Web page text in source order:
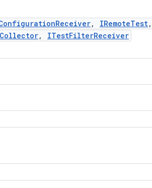
, IRemoteTest,
, ITestFilterReceiver